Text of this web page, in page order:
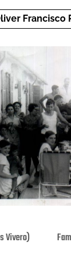
Francisco
Vivero)